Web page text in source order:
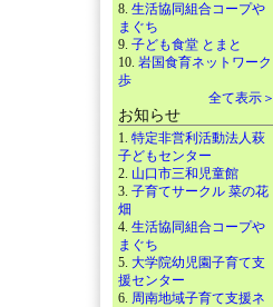
8. 生活協同組合コープや
まぐち
9. 子ども食堂 とまと
10. 岩国食育ネットワーク
歩
全て表示＞
お知らせ
1. 特定非営利活動法人萩
子どもセンター
2. 山口市三和児童館
3. 子育てサークル 菜の花
畑
4. 生活協同組合コープや
まぐち
5. 大学院幼児園子育て支
援センター
6. 周南地域子育て支援ネ